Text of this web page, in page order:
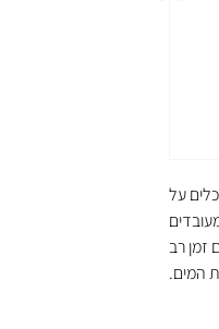
על
זמן רב
המים.